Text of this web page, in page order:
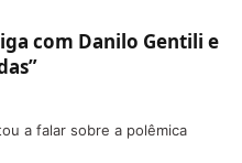
com Danilo Gentili e
a falar sobre a polêmica